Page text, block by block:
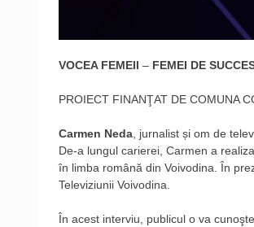
VOCEA FEMEII – FEMEI DE
PROIECT FINANŢAT DE COMUNA
Carmen Neda, jurnalist și om de
De-a lungul carierei, Carmen a
în limba română din Voivodina. În
Televiziunii Voivodina.
În acest interviu, publicul o va